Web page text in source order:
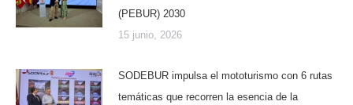
(PEBUR) 2030
15 junio, 2026
SODEBUR impulsa el mototurismo con 6 rutas
temáticas que recorren la esencia de la